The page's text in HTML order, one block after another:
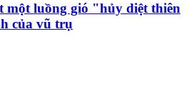
một luồng gió "hủy diệt thiên
của vũ trụ